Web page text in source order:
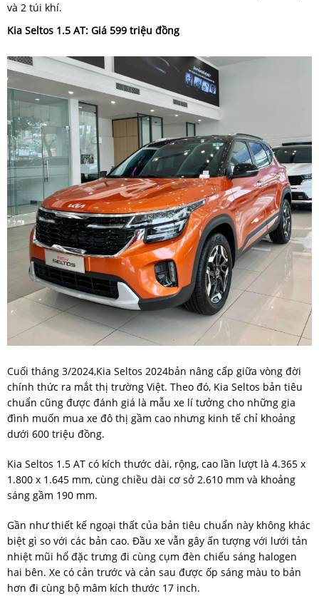
và 2 túi khí.
Kia Seltos 1.5 AT: Giá 599 triệu đồng
Cuối tháng 3/2024,Kia Seltos 2024bản nâng cấp giữa vòng đời
chính thức ra mắt thị trường Việt. Theo đó, Kia Seltos bản tiêu
chuẩn cũng được đánh giá là mẫu xe lí tưởng cho những gia
đình muốn mua xe đô thị gầm cao nhưng kinh tế chỉ khoảng
dưới 600 triệu đồng.
Kia Seltos 1.5 AT có kích thước dài, rộng, cao lần lượt là 4.365 x
1.800 x 1.645 mm, cùng chiều dài cơ sở 2.610 mm và khoảng
sáng gầm 190 mm.
Gần như thiết kế ngoại thất của bản tiêu chuẩn này không khác
biệt gì so với các bản cao. Đầu xe vẫn gây ấn tượng với lưới tản
nhiệt mũi hổ đặc trưng đi cùng cụm đèn chiếu sáng halogen
hai bên. Xe có cản trước và cản sau được ốp sáng màu to bản
hơn đi cùng bộ mâm kích thước 17 inch.